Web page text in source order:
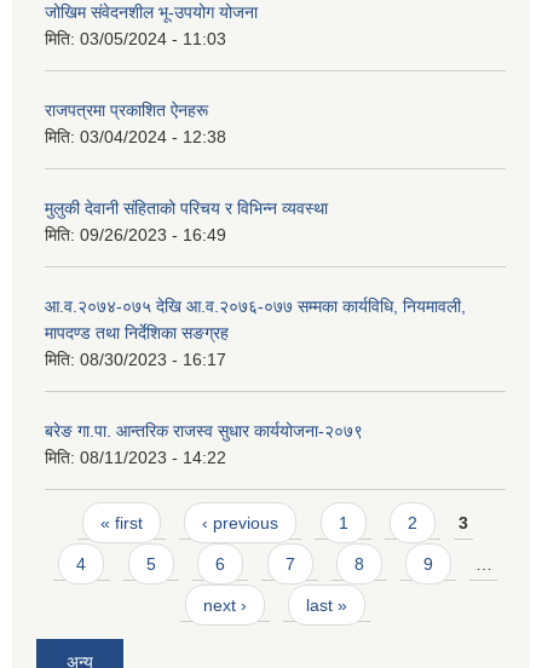
जोखिम संवेदनशील भू-उपयोग योजना
मिति: 03/05/2024 - 11:03
राजपत्रमा प्रकाशित ऐनहरू
मिति: 03/04/2024 - 12:38
मुलुकी देवानी संहिताको परिचय र विभिन्न व्यवस्था
मिति: 09/26/2023 - 16:49
आ.व.२०७४-०७५ देखि आ.व.२०७६-०७७ सम्मका कार्यविधि, नियमावली,
मापदण्ड तथा निर्देशिका सङग्रह
मिति: 08/30/2023 - 16:17
बरेङ गा.पा. आन्तरिक राजस्व सुधार कार्ययोजना-२०७९
मिति: 08/11/2023 - 14:22
Pages
« first ‹ previous 1 2 3
4 5 6 7 8 9 …
next › last »
अन्य